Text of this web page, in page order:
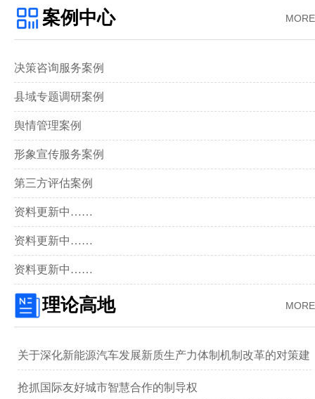
MORE
案例中心
决策咨询服务案例
县域专题调研案例
舆情管理案例
形象宣传服务案例
第三方评估案例
资料更新中……
资料更新中……
资料更新中……
MORE
理论高地
关于深化新能源汽车发展新质生产力体制机制改革的对策建
议 ——以广汽集团为例
抢抓国际友好城市智慧合作的制导权